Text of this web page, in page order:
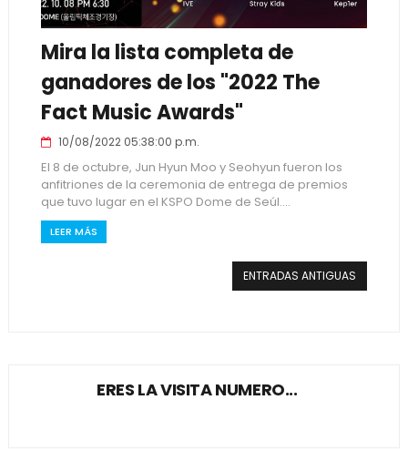
Mira la lista completa de
ganadores de los "2022 The
Fact Music Awards"
10/08/2022 05:38:00 p.m.
El 8 de octubre, Jun Hyun Moo y Seohyun fueron los
anfitriones de la ceremonia de entrega de premios
que tuvo lugar en el KSPO Dome de Seúl....
LEER MÁS
ENTRADAS ANTIGUAS
ERES LA VISITA NUMERO...